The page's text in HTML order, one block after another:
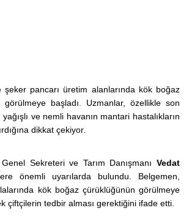
şeker pancarı üretim alanlarında kök boğaz
görülmeye başladı. Uzmanlar, özellikle son
ve nemli havanın mantari hastalıkların
dikkat çekiyor.
Sekreteri ve Tarım Danışmanı Vedat
önemli uyarılarda bulundu. Belgemen,
kök boğaz çürüklüğünün görülmeye
çiftçilerin tedbir alması gerektiğini ifade etti.